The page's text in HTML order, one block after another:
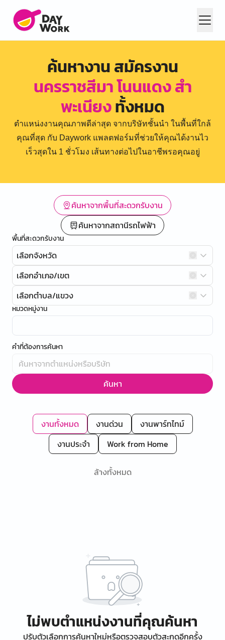
ค้นหางาน สมัครงาน
นครราชสีมา โนนแดง สำ
พะเนียงทั้งหมด
ตำแหน่งงานคุณภาพดีล่าสุด จากบริษัทชั้นนำ ในพื้นที่ใกล้
คุณที่สุด กับ Daywork แพลตฟอร์มที่ช่วยให้คุณได้งานไว
เร็วสุดใน 1 ชั่วโมง เส้นทางต่อไปในอาชีพรอคุณอยู่
ค้นหาจากพื้นที่สะดวกรับงาน
ค้นหาจากสถานีรถไฟฟ้า
พื้นที่สะดวกรับงาน
เลือกจังหวัด
เลือกอำเภอ/เขต
เลือกตำบล/แขวง
หมวดหมู่งาน
คำที่ต้องการค้นหา
ค้นหา
งานทั้งหมด งานด่วน
งานพาร์ทไทม์
งานประจำ
Work from Home
ล้างทั้งหมด
ไม่พบตำแหน่งงานที่คุณค้นหา
ปรับตัวเลือกการค้นหาใหม่หรือตรวจสอบตัวสะกดอีกครั้ง